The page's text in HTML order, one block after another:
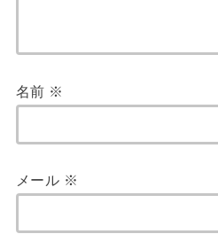
名前 ※
メール ※